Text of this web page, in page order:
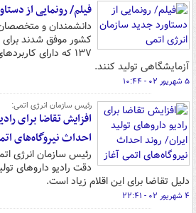
فیلم/ رونمایی از
دانشمندان و
کشور موفق شدند برای
۱۳۷ که دارای
آزمایشگاهی تولید کنند.
۵ شهریور ۰۲ - ۱۰:۴۴
رئیس سازمان انرژی اتمی:
افزایش تقاضا برای
احداث نیروگاه‌های
رئیس سازمان انرژی
دقت رادیو داروهای
دلیل تقاضا برای این اقلام زیاد است.
۴ شهریور ۰۲ - ۲۲:۴۱